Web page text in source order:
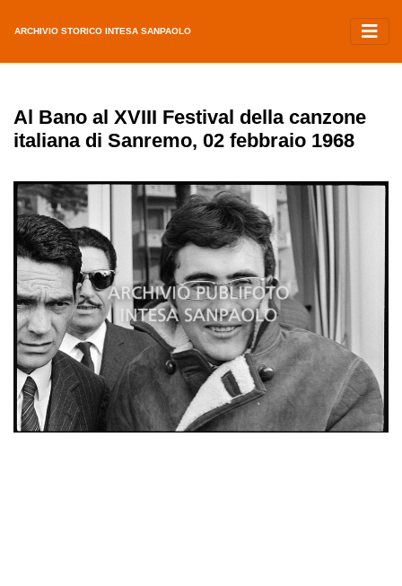
ARCHIVIO STORICO INTESA SANPAOLO
Al Bano al XVIII Festival della canzone
italiana di Sanremo, 02 febbraio 1968